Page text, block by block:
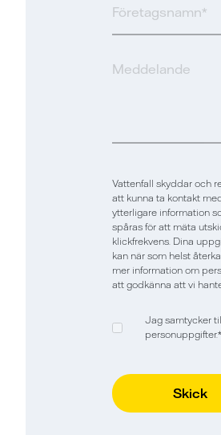
Vattenfall skyddar och
att kunna ta kontakt
ytterligare information
spåras för att mäta
klickfrekvens. Dina
kan när som helst
mer information om
att godkänna att vi
Jag samtycker
personuppgifter.*